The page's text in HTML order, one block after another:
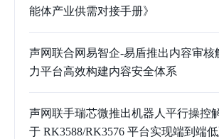
能体产业供需对接手册》
声网联合网易智企-易盾推出内容审核
力平台高效构建内容安全体系
声网联手瑞芯微推出机器人平行操控
于 RK3588/RK3576 平台实现端到端